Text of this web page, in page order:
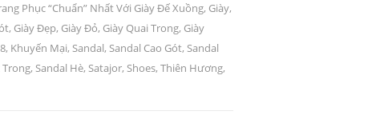
Phục “chuẩn” Nhất Với Giày Đế Xuồng, Giày,
, Giày Đẹp, Giày Đỏ, Giày Quai Trong, Giày
, Khuyến Mại, Sandal, Sandal Cao Gót, Sandal
Trong, Sandal Hè, Satajor, Shoes, Thiên Hương,